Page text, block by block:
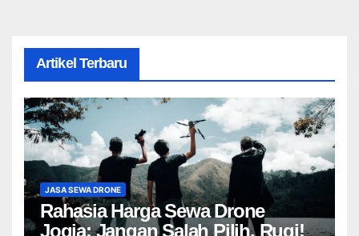
Artikel Terbaru
JASA SEWA DRONE
Rahasia Harga Sewa Drone
Jogja: Jangan Salah Pilih, Rugi!